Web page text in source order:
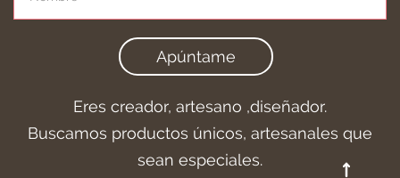
Apúntame
Eres creador, artesano ,diseñador.
Buscamos productos únicos, artesanales que
sean especiales.